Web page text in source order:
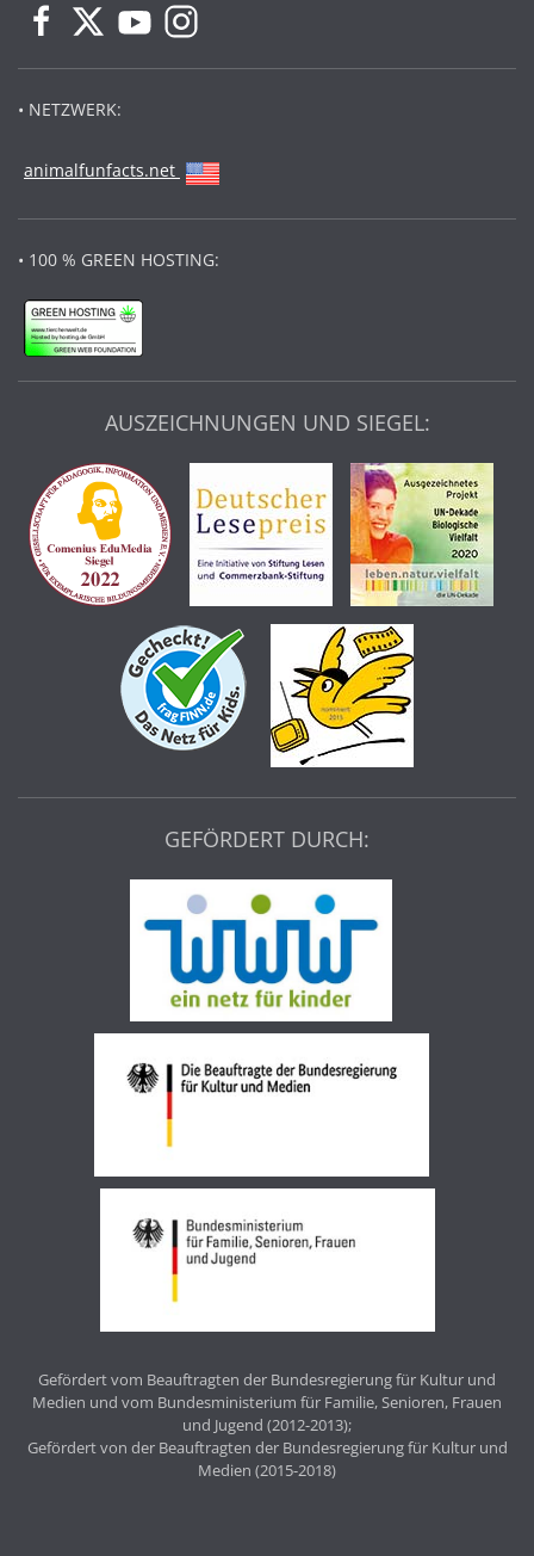
• NETZWERK:
animalfunfacts.net
• 100 % GREEN HOSTING:
AUSZEICHNUNGEN UND SIEGEL:
GEFÖRDERT DURCH:
Gefördert vom Beauftragten der Bundesregierung für Kultur und
Medien und vom Bundesministerium für Familie, Senioren, Frauen
und Jugend (2012-2013);
Gefördert von der Beauftragten der Bundesregierung für Kultur und
Medien (2015-2018)